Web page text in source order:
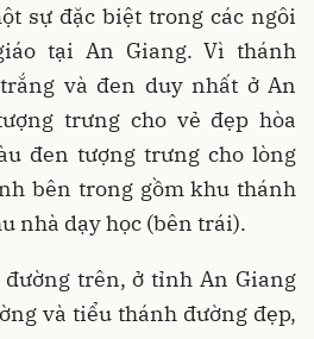
sự đặc biệt trong các ngôi
tại An Giang. Vì thánh
và đen duy nhất ở An
trưng cho vẻ đẹp hòa
đen tượng trưng cho lòng
bên trong gồm khu thánh
nhà dạy học (bên trái).
trên, ở tỉnh An Giang
và tiểu thánh đường đẹp,